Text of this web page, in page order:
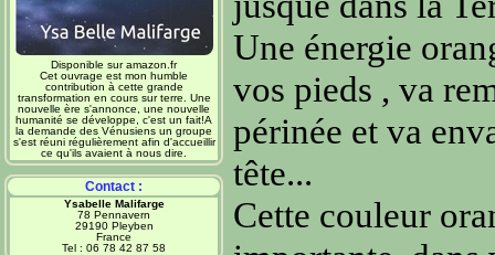
Disponible sur amazon.fr
Cet ouvrage est mon humble
contribution à cette grande
transformation en cours sur terre. Une
nouvelle ère s'annonce, une nouvelle
humanité se développe, c'est un fait!A
la demande des Vénusiens un groupe
s'est réuni régulièrement afin d'accueillir
ce qu'ils avaient à nous dire.
Contact :
Ysabelle Malifarge
78 Pennavern
29190 Pleyben
France
Tel : 06 78 42 87 58
Une énergie
vos pieds , va
périnée et va
tête...
Cette couleur